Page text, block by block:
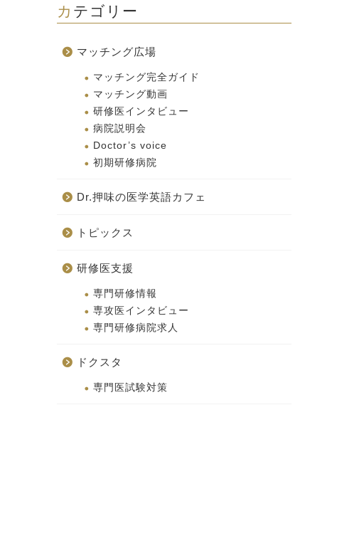
カテゴリー
マッチング広場
マッチング完全ガイド
マッチング動画
研修医インタビュー
病院説明会
Doctor’s voice
初期研修病院
Dr.押味の医学英語カフェ
トピックス
研修医支援
専門研修情報
専攻医インタビュー
専門研修病院求人
ドクスタ
専門医試験対策